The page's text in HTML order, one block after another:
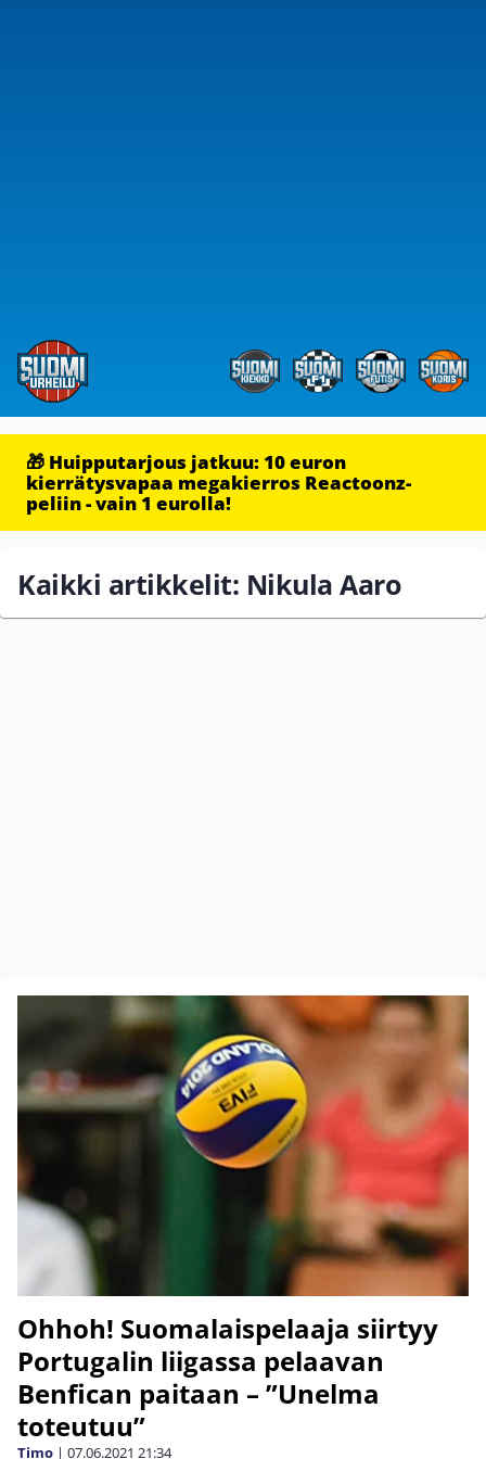
🎁 Huipputarjous jatkuu: 10 euron
kierrätysvapaa megakierros Reactoonz-
peliin - vain 1 eurolla!
Kaikki artikkelit: Nikula Aaro
Ohhoh! Suomalaispelaaja siirtyy
Portugalin liigassa pelaavan
Benfican paitaan – ”Unelma
toteutuu”
Timo | 07.06.2021 21:34